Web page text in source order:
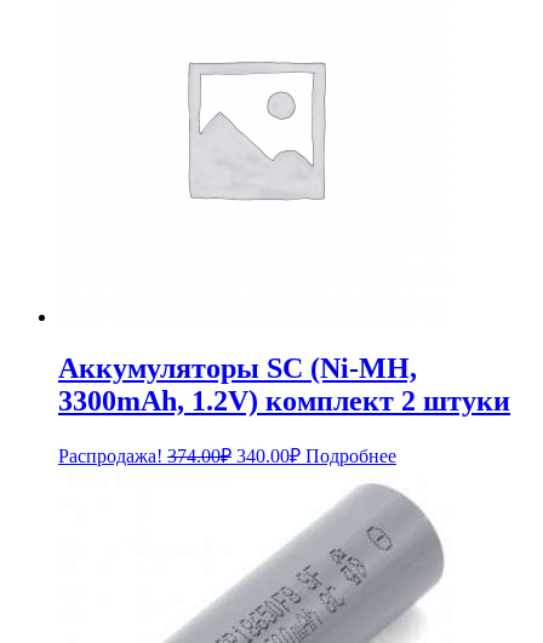
Аккумуляторы SC (Ni-MH,
3300mAh, 1.2V) комплект 2 штуки
Распродажа! 374.00₽ Первоначальная
340.00₽Текущая
цена:
340.00₽.
Подробнее